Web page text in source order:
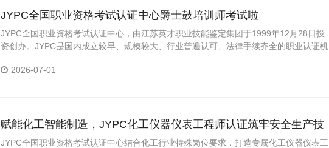
JYPC全国职业资格考试认证中心爵士鼓培训师考试啦
JYPC全国职业资格考试认证中心，由江苏英才职业技能鉴定集团于1999年12月28日投
资创办。JYPC是国内成立较早、规模较大、行业普遍认可、法律手续齐全的职业认证机
2026-07-01
赋能化工智能制造，JYPC化工仪器仪表工程师认证筑牢安全生产技
术壁垒
JYPC全国职业资格考试认证中心结合化工行业特殊岗位要求，打造专属化工仪器仪表工